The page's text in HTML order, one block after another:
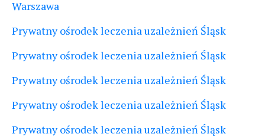
Warszawa
Prywatny ośrodek leczenia uzależnień Śląsk
Prywatny ośrodek leczenia uzależnień Śląsk
Prywatny ośrodek leczenia uzależnień Śląsk
Prywatny ośrodek leczenia uzależnień Śląsk
Prywatny ośrodek leczenia uzależnień Śląsk